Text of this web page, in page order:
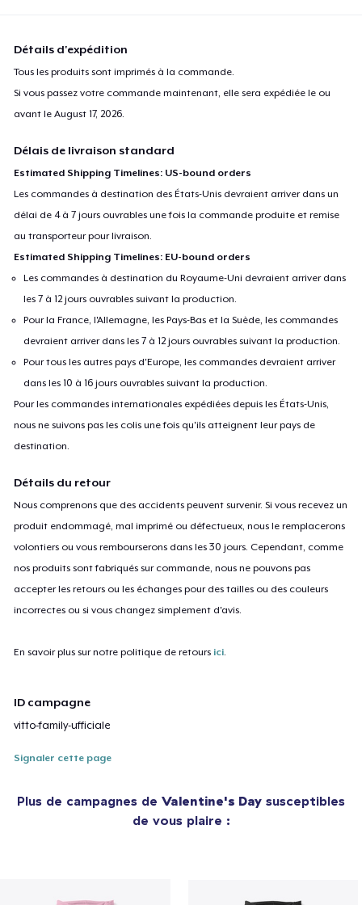
Détails d'expédition
Tous les produits sont imprimés à la commande.
Si vous passez votre commande maintenant, elle sera expédiée le ou
avant leAugust 17, 2026
Délais de livraison standard
Estimated Shipping Timelines: US-bound orders
Les commandes à destination des États-Unis devraient arriver dans un
délai de 4 à 7 jours ouvrables une fois la commande produite et remise
au transporteur pour livraison.
Estimated Shipping Timelines: EU-bound orders
Les commandes à destination du Royaume-Uni devraient arriver dans
les 7 à 12 jours ouvrables suivant la production.
Pour la France, l'Allemagne, les Pays-Bas et la Suède, les commandes
devraient arriver dans les 7 à 12 jours ouvrables suivant la production.
Pour tous les autres pays d'Europe, les commandes devraient arriver
dans les 10 à 16 jours ouvrables suivant la production.
Pour les commandes internationales expédiées depuis les États-Unis,
nous ne suivons pas les colis une fois qu'ils atteignent leur pays de
destination.
Détails du retour
Nous comprenons que des accidents peuvent survenir. Si vous recevez un
produit endommagé, mal imprimé ou défectueux, nous le remplacerons
volontiers ou vous rembourserons dans les 30 jours. Cependant, comme
nos produits sont fabriqués sur commande, nous ne pouvons pas
accepter les retours ou les échanges pour des tailles ou des couleurs
incorrectes ou si vous changez simplement d'avis.
En savoir plus sur notre politique de retours ici
ID campagne
vitto-family-ufficiale
Signaler cette page
Plus de campagnes de Valentine's Day susceptibles
de vous plaire :